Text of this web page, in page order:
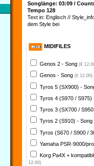
Songlänge: 03:09 /
Tempo 128
Text in: Englisch //
dem Style bei
MIDIFILES
Genos 2 - Song (€
Genos - Song (€ 12,00)
Tyros 5 (SX900) -
Tyros 4 (S970 /
Tyros 3 (SX700 /
Tyros 2 (S910) - Song
Tyros (S670 / S900 /
Yamaha PSR-9000/
Korg Pa4X +
12,00)